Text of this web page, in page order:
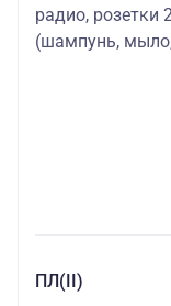
радио, розетки
(шампунь,
ПЛ(II)